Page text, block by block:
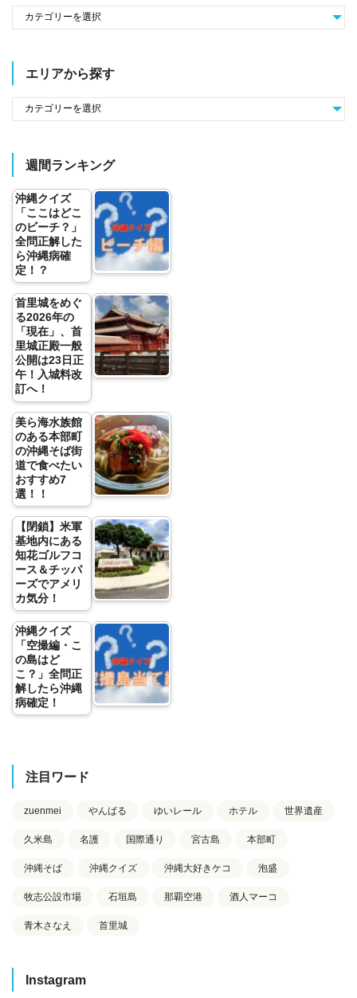
エリアから探す
週間ランキング
沖縄クイズ
「ここはどこ
のビーチ？」
全問正解した
ら沖縄病確
定！？
首里城をめぐ
る2026年の
「現在」、首
里城正殿一般
公開は23日正
午！入城料改
訂へ！
美ら海水族館
のある本部町
の沖縄そば街
道で食べたい
おすすめ7
選！！
【閉鎖】米軍
基地内にある
知花ゴルフコ
ース＆チッパ
ーズでアメリ
カ気分！
沖縄クイズ
「空撮編・こ
の島はど
こ？」全問正
解したら沖縄
病確定！
注目ワード
zuenmei やんばる ゆいレール ホテル 世界遺産
久米島 名護 国際通り 宮古島 本部町
沖縄そば 沖縄クイズ 沖縄大好きケコ 泡盛
牧志公設市場 石垣島 那覇空港 酒人マーコ
青木さなえ 首里城
Instagram